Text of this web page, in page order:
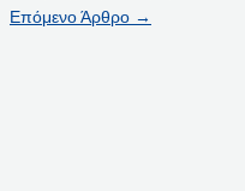
Επόμενο Άρθρο →